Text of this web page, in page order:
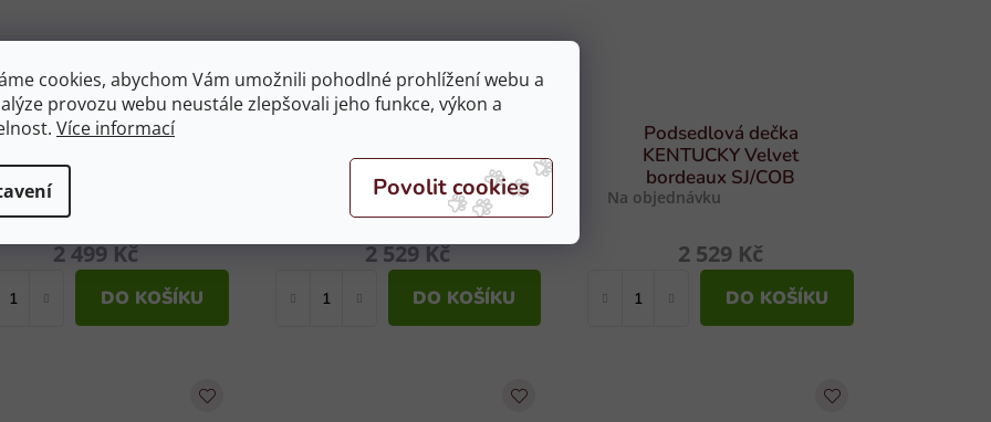
cookies, abychom Vám umožnili pohodlné prohlížení webu a
provozu webu neustále zlepšovali jeho funkce, výkon a
Více informací
Podsedlová dečka
Close Contact Square
Mulberry VS vel. L
objednávku
2 499 Kč
DO KOŠÍKU
KENTUCKY Velvet beige
PVS/PONY
(1 ks)
2 529 Kč
DO KOŠÍKU
Podsedlová dečka
KENTUCKY Velvet
bordeaux SJ/COB
Na objednávku
2 529 Kč
DO KOŠÍKU